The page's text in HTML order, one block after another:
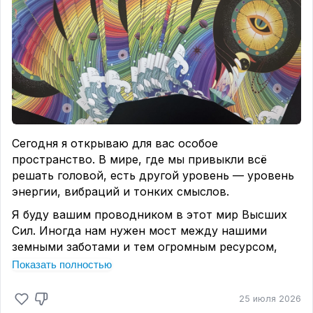
🌹 Она не завоёвывает. Её завоёвывают. Она не
догоняет. К её ногам приносят дары. Это не
высокомерие. Это — честность с собой о том,
чего ты стоишь.
Ты понимаешь это состояние? ❤️
Сегодня я открываю для вас особое
пространство. В мире, где мы привыкли всё
решать головой, есть другой уровень — уровень
энергии, вибраций и тонких смыслов.
Я буду вашим проводником в этот мир Высших
Сил. Иногда нам нужен мост между нашими
земными заботами и тем огромным ресурсом,
который всегда рядом, но часто скрыт от глаз.
который я передам вам личную подсказку от
Показать полностью
25 июля 2026